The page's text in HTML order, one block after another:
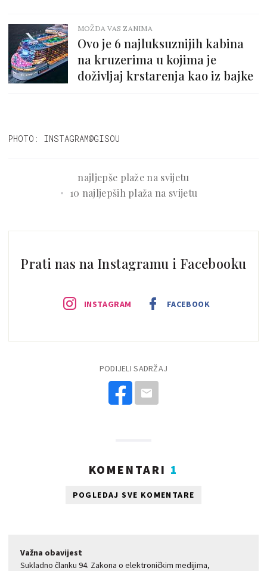
MOŽDA VAS ZANIMA
Ovo je 6 najluksuznijih kabina
na kruzerima u kojima je
doživljaj krstarenja kao iz bajke
PHOTO: INSTAGRAM@GISOU
najljepše plaže na svijetu
10 najljepših plaža na svijetu
Prati nas na Instagramu i Facebooku
INSTAGRAM FACEBOOK
PODIJELI SADRŽAJ
KOMENTARI 1
POGLEDAJ SVE KOMENTARE
Važna obavijest
Sukladno članku 94. Zakona o elektroničkim medijima,